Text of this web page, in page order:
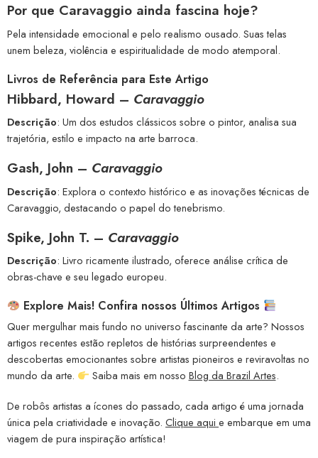
Por que Caravaggio ainda fascina hoje?
Pela intensidade emocional e pelo realismo ousado. Suas telas
unem beleza, violência e espiritualidade de modo atemporal.
Livros de Referência para Este Artigo
Hibbard, Howard – Caravaggio
Descrição: Um dos estudos clássicos sobre o pintor, analisa sua
trajetória, estilo e impacto na arte barroca.
Gash, John – Caravaggio
Descrição: Explora o contexto histórico e as inovações técnicas de
Caravaggio, destacando o papel do tenebrismo.
Spike, John T. – Caravaggio
Descrição: Livro ricamente ilustrado, oferece análise crítica de
obras-chave e seu legado europeu.
Explore Mais! Confira nossos Últimos Artigos
Quer mergulhar mais fundo no universo fascinante da arte? Nossos
artigos recentes estão repletos de histórias surpreendentes e
descobertas emocionantes sobre artistas pioneiros e reviravoltas no
mundo da arte.
Saiba mais em nosso Blog da Brazil Artes.
De robôs artistas a ícones do passado, cada artigo é uma jornada
única pela criatividade e inovação. Clique aqui e embarque em uma
viagem de pura inspiração artística!